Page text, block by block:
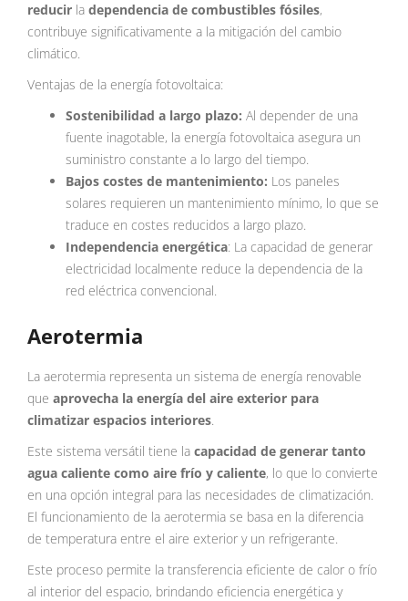
reducir la dependencia de combustibles fósiles,
contribuye significativamente a la mitigación del cambio
climático.
Ventajas de la energía fotovoltaica:
Sostenibilidad a largo plazo: Al depender de una
fuente inagotable, la energía fotovoltaica asegura un
suministro constante a lo largo del tiempo.
Bajos costes de mantenimiento: Los paneles
solares requieren un mantenimiento mínimo, lo que se
traduce en costes reducidos a largo plazo.
Independencia energética: La capacidad de generar
electricidad localmente reduce la dependencia de la
red eléctrica convencional.
Aerotermia
La aerotermia representa un sistema de energía renovable
que aprovecha la energía del aire exterior para
climatizar espacios interiores
Este sistema versátil tiene la capacidad de generar tanto
agua caliente como aire frío y caliente, lo que lo convierte
en una opción integral para las necesidades de climatización.
El funcionamiento de la aerotermia se basa en la diferencia
de temperatura entre el aire exterior y un refrigerante.
Este proceso permite la transferencia eficiente de calor o frío
al interior del espacio, brindando eficiencia energética y